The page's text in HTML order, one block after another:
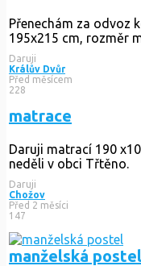
Přenechám za odvoz
195x215 cm, rozměr
Daruji
Králův Dvůr
Před měsícem
228
matrace
Daruji matrací 190
neděli v obci Třtěno.
Daruji
Chožov
Před 2 měsíci
147
manželská postel